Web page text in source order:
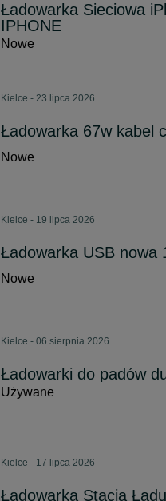
Ładowarka Sieciowa
IPHONE
Nowe
Kielce - 23 lipca 2026
Ładowarka 67w kabel
Nowe
Kielce - 19 lipca 2026
Ładowarka USB nowa
Nowe
Kielce - 06 sierpnia 2026
Ładowarki do padów
Używane
Kielce - 17 lipca 2026
Ładowarka Stacja